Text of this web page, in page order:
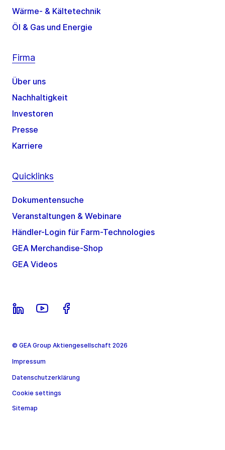
Wärme- & Kältetechnik
Öl & Gas und Energie
Firma
Über uns
Nachhaltigkeit
Investoren
Presse
Karriere
Quicklinks
Dokumentensuche
Veranstaltungen & Webinare
Händler-Login für Farm-Technologies
GEA Merchandise-Shop
GEA Videos
© GEA Group Aktiengesellschaft 2026
Impressum
Datenschutzerklärung
Cookie settings
Sitemap